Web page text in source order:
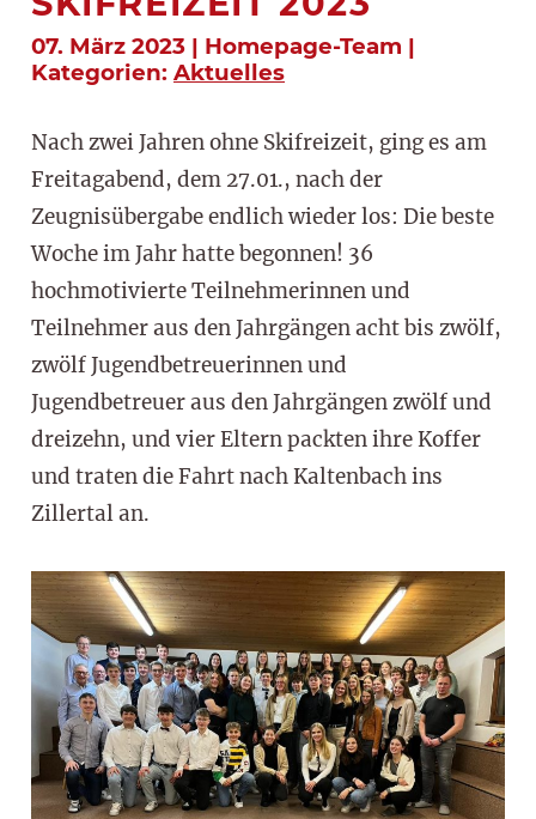
07. März 2023 | Homepage-Team |
Kategorien: Aktuelles
Nach zwei Jahren ohne Skifreizeit, ging es am
Freitagabend, dem 27.01., nach der
Zeugnisübergabe endlich wieder los: Die beste
Woche im Jahr hatte begonnen! 36
hochmotivierte Teilnehmerinnen und
Teilnehmer aus den Jahrgängen acht bis zwölf,
zwölf Jugendbetreuerinnen und
Jugendbetreuer aus den Jahrgängen zwölf und
dreizehn, und vier Eltern packten ihre Koffer
und traten die Fahrt nach Kaltenbach ins
Zillertal an.